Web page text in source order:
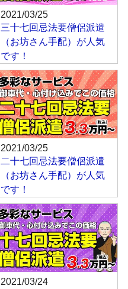
2021/03/25
三十七回忌法要僧侶派遣
（お坊さん手配）が人気
です！
2021/03/25
二十七回忌法要僧侶派遣
（お坊さん手配）が人気
です！
2021/03/24